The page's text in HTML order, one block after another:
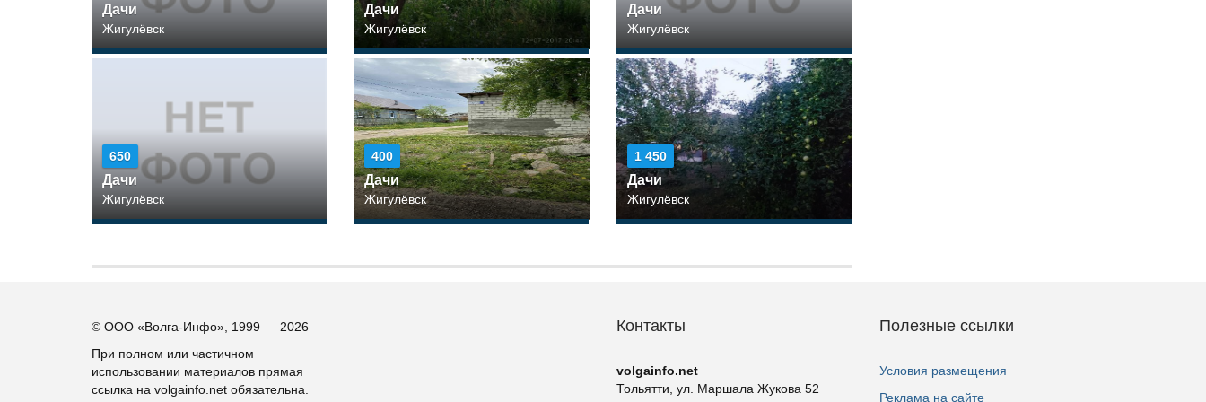
Дачи
Жигулёвск
Дачи
Жигулёвск
Дачи
Жигулёвск
650
Дачи
Жигулёвск
400
Дачи
Жигулёвск
1 450
Дачи
Жигулёвск
© ООО «Волга-Инфо», 1999 — 2026
При полном или частичном
использовании материалов прямая
ссылка на volgainfo.net обязательна.
Контакты
volgainfo.net
Тольятти, ул. Маршала Жукова 52
Полезные ссылки
Условия размещения
Реклама на сайте